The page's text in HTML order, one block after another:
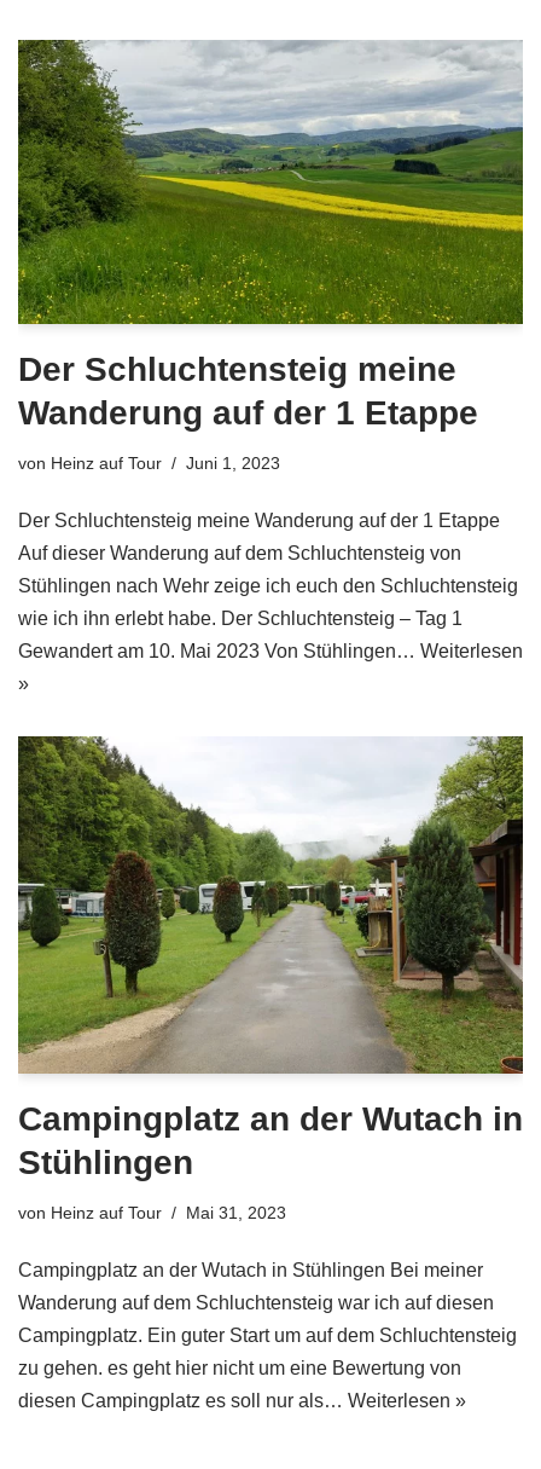
Der Schluchtensteig meine
Wanderung auf der 1 Etappe
von Heinz auf Tour Juni 1, 2023
Der Schluchtensteig meine Wanderung auf der 1 Etappe
Auf dieser Wanderung auf dem Schluchtensteig von
Stühlingen nach Wehr zeige ich euch den Schluchtensteig
wie ich ihn erlebt habe. Der Schluchtensteig – Tag 1
Gewandert am 10. Mai 2023 Von Stühlingen… Weiterlesen
»
Campingplatz an der Wutach in
Stühlingen
von Heinz auf Tour Mai 31, 2023
Campingplatz an der Wutach in Stühlingen Bei meiner
Wanderung auf dem Schluchtensteig war ich auf diesen
Campingplatz. Ein guter Start um auf dem Schluchtensteig
zu gehen. es geht hier nicht um eine Bewertung von
diesen Campingplatz es soll nur als… Weiterlesen »